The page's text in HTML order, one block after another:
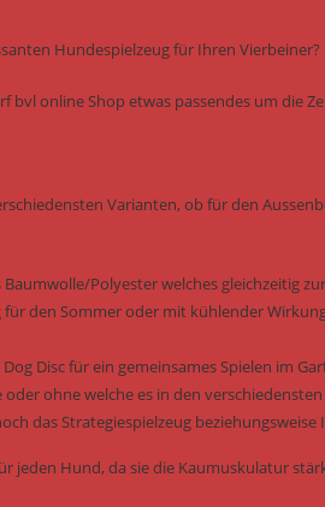
Hundespielzeug für Ihren Vierbeiner?
bvl online Shop etwas passendes um die
Varianten, ob für den
Polyester welches gleichzeitig
den Sommer oder mit kühlender
Disc für ein gemeinsames Spielen im
ohne welche es in den
das Strategiespielzeug
jeden Hund, da sie die Kaumuskulatur